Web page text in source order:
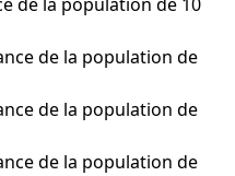
de la population de
de la population de
de la population de